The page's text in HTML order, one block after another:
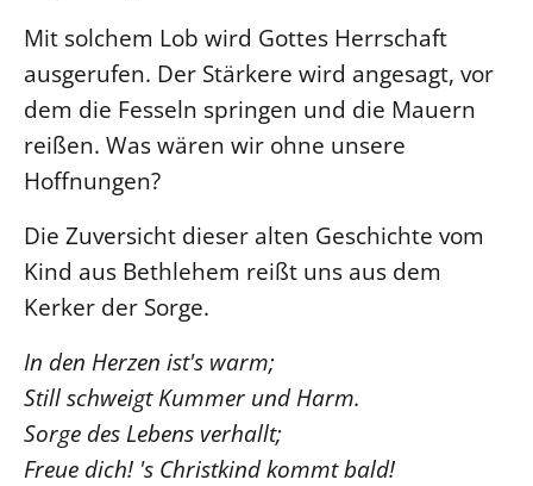
Mit solchem Lob wird Gottes Herrschaft
ausgerufen. Der Stärkere wird angesagt, vor
dem die Fesseln springen und die Mauern
reißen. Was wären wir ohne unsere
Hoffnungen?
Die Zuversicht dieser alten Geschichte vom
Kind aus Bethlehem reißt uns aus dem
Kerker der Sorge.
In den Herzen ist's warm;
Still schweigt Kummer und Harm.
Sorge des Lebens verhallt;
​Freue dich! 's Christkind kommt bald!